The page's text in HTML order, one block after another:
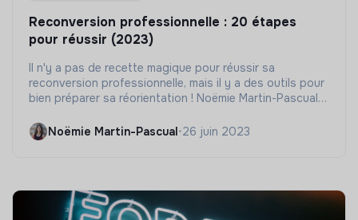
Reconversion professionnelle : 20 étapes
pour réussir (2023)
Il n'y a pas de recette magique pour réussir sa
reconversion professionnelle, mais il y a des outils pour
bien préparer sa réorientation ! Noëmie Martin-Pascual,
20 étapes clés dans ce parcours.
Noëmie Martin-Pascual•26 juin 2023